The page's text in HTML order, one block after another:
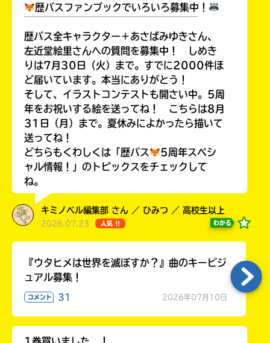
歴バスファンブックでいろいろ募集中！
歴バス全キャラクター＋あさばみゆきさん、
左近堂絵里さんへの質問を募集中！ しめき
りは7月30日（火）まで。すでに2000件ほ
ど届いています。本当にありがとう！
そして、イラストコンテストも開さい中。5周
年をお祝いする絵を送ってね！ こちらは8月
31日（月）まで。夏休みによかったら描いて
送ってね！
どちらもくわしくは「歴バス
5周年スペシ
ャル情報！」のトピックスをチェックして
ね。
キミノベル編集部 さん ／ ひみつ ／ 高校生以上
2026.07.23 人気 !! わかる
『ウタヒメは世界を滅ぼすか？』曲のキービジ
ュアル募集！
コメント 31 2026年07月10日